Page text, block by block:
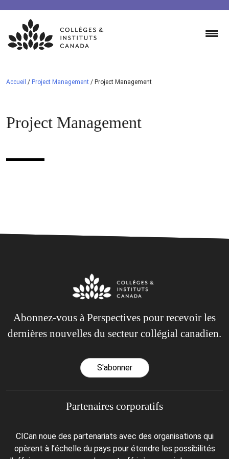
Skip
content
Accueil / Project Management / Project Management
Project Management
Abonnez-vous à Perspectives pour recevoir les
dernières nouvelles du secteur collégial canadien.
S'abonner
Partenaires corporatifs
CICan noue des partenariats avec des organisations qui
opèrent à l’échelle du pays pour étendre les possibilités